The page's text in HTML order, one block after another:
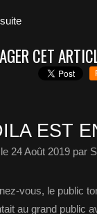
CET
EST
24 Août 2019 par
vous, le public
au grand public